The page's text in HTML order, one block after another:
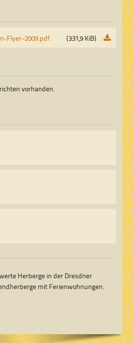
Flyer-2009.pdf (331,9 KiB)
vorhanden.
Herberge in der Dresdner
mit Ferienwohnungen.